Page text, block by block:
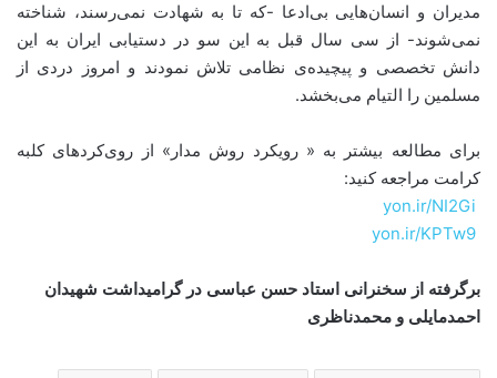
مدیران و انسان‌هایی بی‌ادعا -که تا به شهادت نمی‌رسند، شناخته
نمی‌شوند- از سی سال قبل به این سو در دستیابی ایران به این
دانش تخصصی و پیچیده‌ی نظامی تلاش نمودند و امروز دردی از
مسلمین را التیام می‌بخشد.
برای مطالعه بیشتر به « رویکرد‌ روش‌ مدار» از روی‌کردهای کلبه‌
کرامت مراجعه کنید:
برگرفته از سخنرانی استاد حسن عباسی در گرامیداشت شهیدان
احمد‌مایلی و محمد‌ناظری